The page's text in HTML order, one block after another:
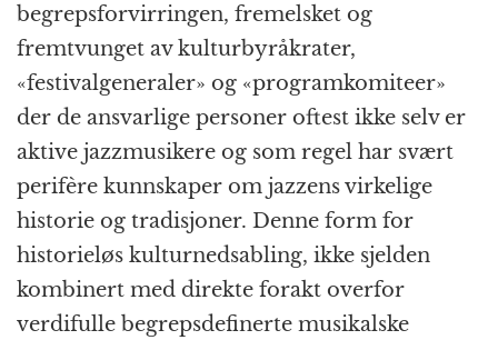
begrepsforvirringen, fremelsket og
fremtvunget av kulturbyråkrater,
«festivalgeneraler» og «programkomiteer»
der de ansvarlige personer oftest ikke selv er
aktive jazzmusikere og som regel har svært
perifère kunnskaper om jazzens virkelige
historie og tradisjoner. Denne form for
historieløs kulturnedsabling, ikke sjelden
kombinert med direkte forakt overfor
verdifulle begrepsdefinerte musikalske